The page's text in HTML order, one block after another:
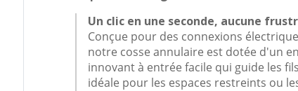
Un clic en une seconde, aucune
Conçue pour des connexions
notre cosse annulaire est dotée d'un
innovant à entrée facile qui guide les
idéale pour les espaces restreints ou